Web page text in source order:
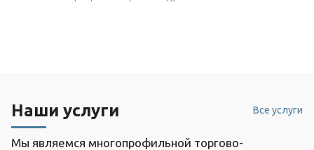
Все услуги
Наши услуги
Мы являемся многопрофильной торгово-